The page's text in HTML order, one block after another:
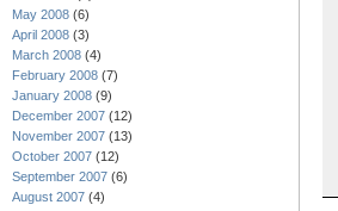
May 2008 (6)
April 2008 (3)
March 2008 (4)
February 2008 (7)
January 2008 (9)
December 2007 (12)
November 2007 (13)
October 2007 (12)
September 2007 (6)
August 2007 (4)